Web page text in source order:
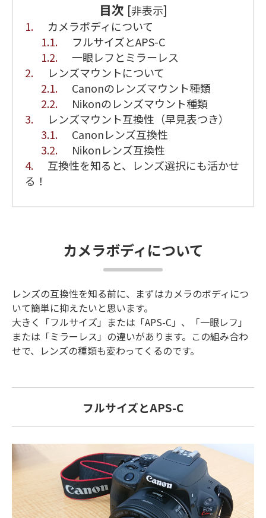
目次 [非表示]
1.
カメラボディについて
1.1.
フルサイズとAPS-C
1.2.
一眼レフとミラーレス
2.
レンズマウントについて
2.1.
Canonのレンズマウント種類
2.2.
Nikonのレンズマウント種類
3.
レンズマウント互換性（早見表つき）
3.1.
Canonレンズ互換性
3.2.
Nikonレンズ互換性
4.
互換性を知ると、レンズ選択にも活かせ
る！
カメラボディについて
レンズの互換性を知る前に、まずはカメラのボディにつ
いて簡単に抑えたいと思います。
大きく「フルサイズ」または「APS-C」、「一眼レフ」
または「ミラーレス」の違いがあります。この組み合わ
せで、レンズの種類も変わってくるのです。
フルサイズとAPS-C